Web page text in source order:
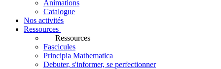
Animations
Catalogue
Nos activités
Ressources
Ressources
Fascicules
Principia Mathematica
Debuter, s'informer, se perfectionner